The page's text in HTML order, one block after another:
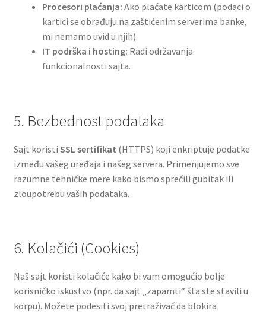
Procesori plaćanja: Ako plaćate karticom (podaci o
kartici se obrađuju na zaštićenim serverima banke,
mi nemamo uvid u njih).
IT podrška i hosting: Radi održavanja
funkcionalnosti sajta.
5. Bezbednost podataka
Sajt koristi SSL sertifikat (HTTPS) koji enkriptuje podatke
između vašeg uređaja i našeg servera. Primenjujemo sve
razumne tehničke mere kako bismo sprečili gubitak ili
zloupotrebu vaših podataka.
6. Kolačići (Cookies)
Naš sajt koristi kolačiće kako bi vam omogućio bolje
korisničko iskustvo (npr. da sajt „zapamti“ šta ste stavili u
korpu). Možete podesiti svoj pretraživač da blokira